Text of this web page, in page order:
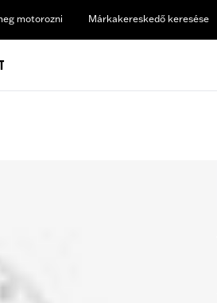
motorozni Márkakereskedő keresése